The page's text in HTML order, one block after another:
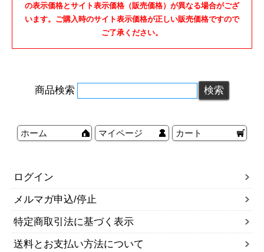
の表示価格とサイト表示価格（販売価格）が異なる場合がござ
います。ご購入時のサイト表示価格が正しい販売価格ですので
ご了承ください。
商品検索
ホーム マイページ カート
ログイン
メルマガ申込/停止
特定商取引法に基づく表示
送料とお支払い方法について